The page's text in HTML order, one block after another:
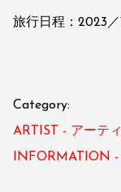
旅行日程：2023／
Category:
ARTIST - アーテ
INFORMATION